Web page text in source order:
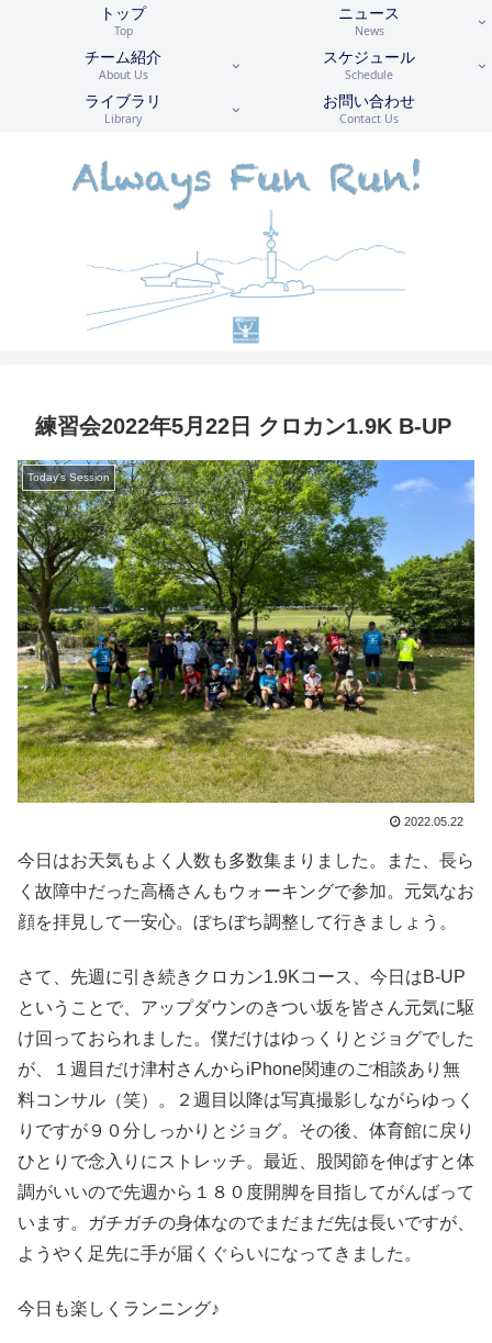
トップ
Top
ニュース
News
チーム紹介
About Us
スケジュール
Schedule
ライブラリ
Library
お問い合わせ
Contact Us
練習会2022年5月22日 クロカン1.9K B-UP
Today's Session
2022.05.22
今日はお天気もよく人数も多数集まりました。また、長ら
く故障中だった高橋さんもウォーキングで参加。元気なお
顔を拝見して一安心。ぼちぼち調整して行きましょう。
さて、先週に引き続きクロカン1.9Kコース、今日はB-UP
ということで、アップダウンのきつい坂を皆さん元気に駆
け回っておられました。僕だけはゆっくりとジョグでした
が、１週目だけ津村さんからiPhone関連のご相談あり無
料コンサル（笑）。２週目以降は写真撮影しながらゆっく
りですが９０分しっかりとジョグ。その後、体育館に戻り
ひとりで念入りにストレッチ。最近、股関節を伸ばすと体
調がいいので先週から１８０度開脚を目指してがんばって
います。ガチガチの身体なのでまだまだ先は長いですが、
ようやく足先に手が届くぐらいになってきました。
今日も楽しくランニング♪